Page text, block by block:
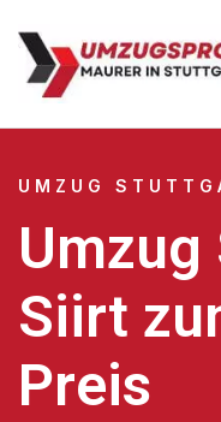
UMZUG
Siirt
Preis